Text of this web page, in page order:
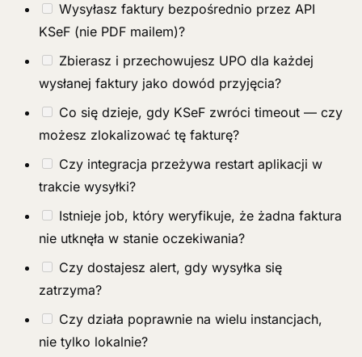
Wysyłasz faktury bezpośrednio przez API
KSeF (nie PDF mailem)?
Zbierasz i przechowujesz UPO dla każdej
wysłanej faktury jako dowód przyjęcia?
Co się dzieje, gdy KSeF zwróci timeout — czy
możesz zlokalizować tę fakturę?
Czy integracja przeżywa restart aplikacji w
trakcie wysyłki?
Istnieje job, który weryfikuje, że żadna faktura
nie utknęła w stanie oczekiwania?
Czy dostajesz alert, gdy wysyłka się
zatrzyma?
Czy działa poprawnie na wielu instancjach,
nie tylko lokalnie?